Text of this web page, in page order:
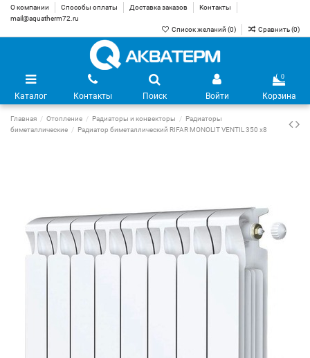
О компании Способы оплаты Доставка заказов
Контакты
mail@aquatherm72.ru
Список желаний (0) Сравнить (0)
Каталог Контакты Поиск Войти
0
Корзина
Главная Отопление Радиаторы и конвекторы
Радиаторы
биметаллические
Радиатор биметаллический RIFAR MONOLIT VENTIL 350 х8